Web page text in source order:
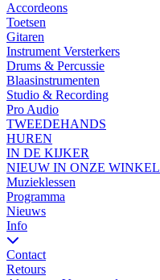
Accordeons
Toetsen
Gitaren
Instrument Versterkers
Drums & Percussie
Blaasinstrumenten
Studio & Recording
Pro Audio
TWEEDEHANDS
HUREN
IN DE KIJKER
NIEUW IN ONZE WINKEL
Muzieklessen
Programma
Nieuws
Info
Contact
Retours